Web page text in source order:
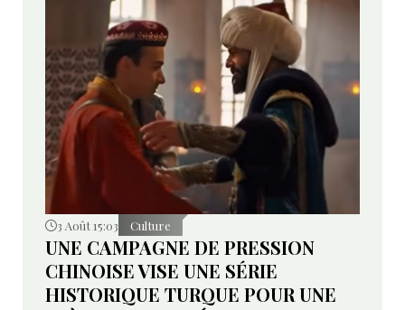
3 Août 15:03 Culture
UNE CAMPAGNE DE PRESSION
CHINOISE VISE UNE SÉRIE
HISTORIQUE TURQUE POUR UNE